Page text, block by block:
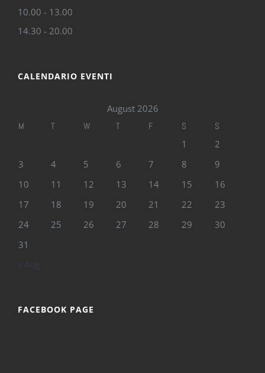
10.00 - 13.00
14.30 - 20.00
CALENDARIO EVENTI
August 2026
M T W T F S S
1
2
3
4 5 6 7 8
9
10
11 12 13 14 15
16
17
18 19 20 21 22
23
24
25 26 27 28 29
30
31
« Aug
FACEBOOK PAGE